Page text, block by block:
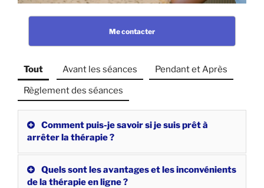
Me contacter
Tout Avant les séances
Pendant et Après
Règlement des séances
Comment puis-je savoir si je suis prêt à
arrêter la thérapie ?
Quels sont les avantages et les inconvénients
de la thérapie en ligne ?